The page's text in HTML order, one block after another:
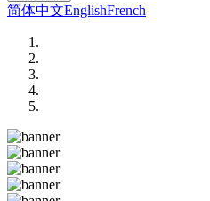
简体中文EnglishFrench